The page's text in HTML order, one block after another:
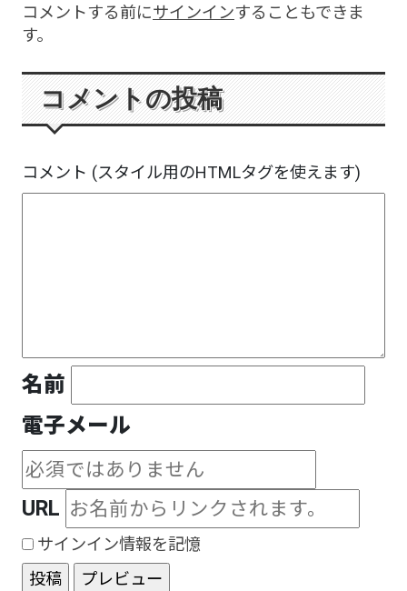
コメントする前にサインインすることもできま
す。
コメントの投稿
コメント (スタイル用のHTMLタグを使えます)
名前
電子メール
URL
サインイン情報を記憶